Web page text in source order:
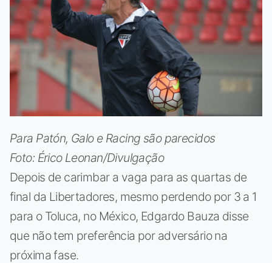
Para Patón, Galo e Racing são parecidos
Foto: Érico Leonan/Divulgação
Depois de carimbar a vaga para as quartas de
final da Libertadores, mesmo perdendo por 3 a 1
para o Toluca, no México, Edgardo Bauza disse
que não tem preferência por adversário na
próxima fase.